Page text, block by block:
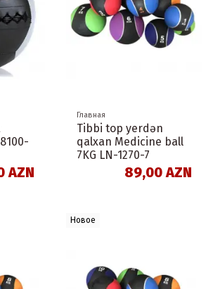
AZN
Главная
Tibbi top yerdən
qalxan Medicine ball
7KG LN-1270-7
89,00 AZN
Новое